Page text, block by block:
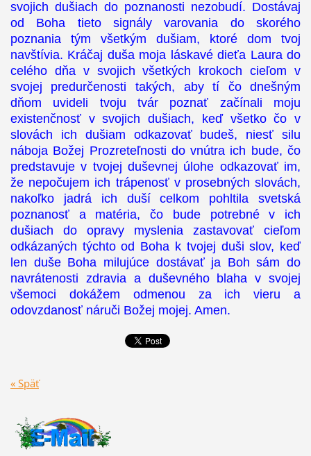
svojich dušiach do poznanosti nezobudí. Dostávaj
od Boha tieto signály varovania do skorého
poznania tým všetkým dušiam, ktoré dom tvoj
navštívia. Kráčaj duša moja láskavé dieťa Laura do
celého dňa v svojich všetkých krokoch cieľom v
svojej predurčenosti takých, aby tí čo dnešným
dňom uvideli tvoju tvár poznať začínali moju
existenčnosť v svojich dušiach, keď všetko čo v
slovách ich dušiam odkazovať budeš, niesť silu
náboja Božej Prozreteľnosti do vnútra ich bude, čo
predstavuje v tvojej duševnej úlohe odkazovať im,
že nepočujem ich trápenosť v prosebných slovách,
nakoľko jadrá ich duší celkom pohltila svetská
poznanosť a matéria, čo bude potrebné v ich
dušiach do opravy myslenia zastavovať cieľom
odkázaných týchto od Boha k tvojej duši slov, keď
len duše Boha milujúce dostávať ja Boh sám do
navrátenosti zdravia a duševného blaha v svojej
všemoci dokážem odmenou za ich vieru a
odovzdanosť náruči Božej mojej. Amen.
« Späť